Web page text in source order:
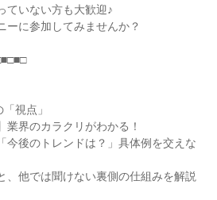
ていない方も大歓迎♪
ーに参加してみませんか？
視点」
業界のカラクリがわかる！
今後のトレンドは？」具体例を交えな
、他では聞けない裏側の仕組みを解説